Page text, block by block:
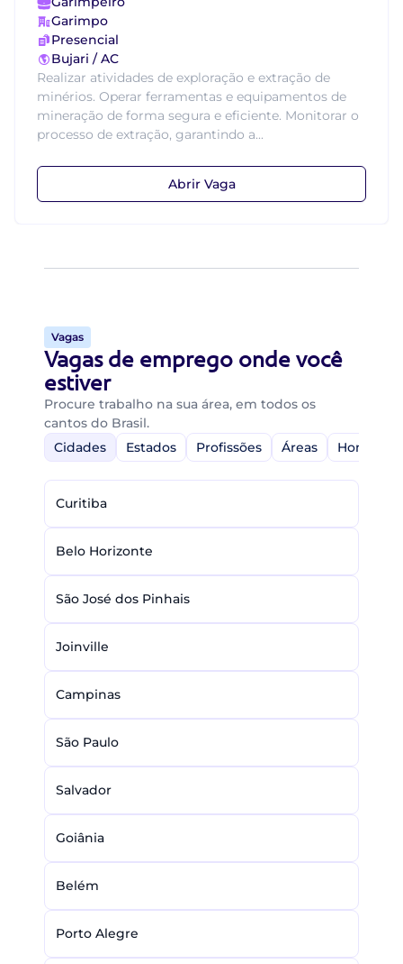
Garimpo
Presencial
Bujari / AC
Realizar atividades de exploração e extração de
minérios. Operar ferramentas e equipamentos de
mineração de forma segura e eficiente. Monitorar o
processo de extração, garantindo a...
Abrir Vaga
Vagas
Vagas de emprego onde você
estiver
Procure trabalho na sua área, em todos os
cantos do Brasil.
Cidades
Estados Profissões Áreas Home-
Curitiba
Belo Horizonte
São José dos Pinhais
Joinville
Campinas
São Paulo
Salvador
Goiânia
Belém
Porto Alegre